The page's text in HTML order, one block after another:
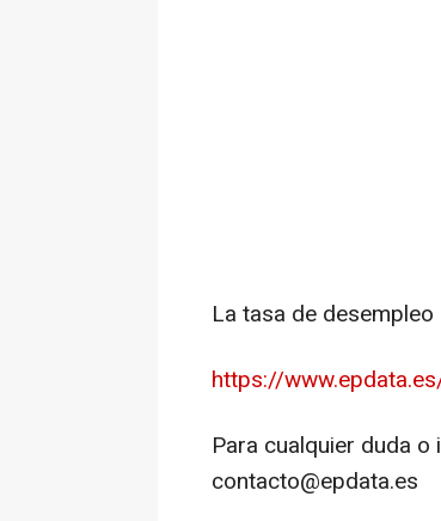
La tasa de
https://
Para cualquier duda
contacto@epdata.es